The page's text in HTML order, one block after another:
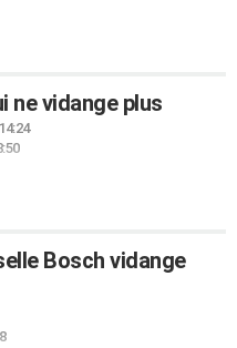
ne vidange plus
Bosch vidange